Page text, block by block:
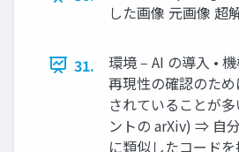
した画像 元画像 超
31.
環境 ‒ AI の導⼊ •
再現性の確認のた
されていることが
ントの arXiv) ⇒ ⾃
に類似したコード